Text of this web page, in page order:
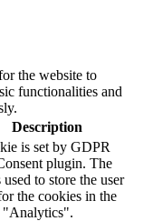
the website to
functionalities and
Description
is set by GDPR
plugin. The
to store the user
the cookies in the
"Analytics".